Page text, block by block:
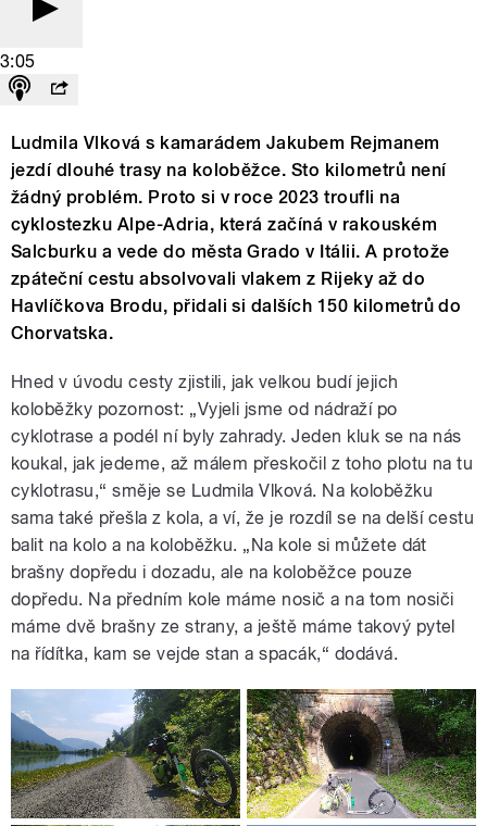
3:05
Ludmila Vlková s kamarádem Jakubem Rejmanem
jezdí dlouhé trasy na koloběžce. Sto kilometrů není
žádný problém. Proto si v roce 2023 troufli na
cyklostezku Alpe-Adria, která začíná v rakouském
Salcburku a vede do města Grado v Itálii. A protože
zpáteční cestu absolvovali vlakem z Rijeky až do
Havlíčkova Brodu, přidali si dalších 150 kilometrů do
Chorvatska.
Hned v úvodu cesty zjistili, jak velkou budí jejich
koloběžky pozornost: „Vyjeli jsme od nádraží po
cyklotrase a podél ní byly zahrady. Jeden kluk se na nás
koukal, jak jedeme, až málem přeskočil z toho plotu na tu
cyklotrasu,“ směje se Ludmila Vlková. Na koloběžku
sama také přešla z kola, a ví, že je rozdíl se na delší cestu
balit na kolo a na koloběžku. „Na kole si můžete dát
brašny dopředu i dozadu, ale na koloběžce pouze
dopředu. Na předním kole máme nosič a na tom nosiči
máme dvě brašny ze strany, a ještě máme takový pytel
na řídítka, kam se vejde stan a spacák,“ dodává.